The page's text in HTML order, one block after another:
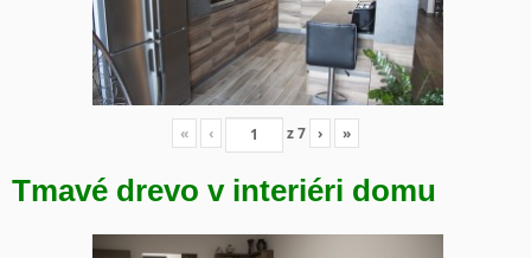
« ‹ z7 › »
Tmavé drevo v interiéri domu